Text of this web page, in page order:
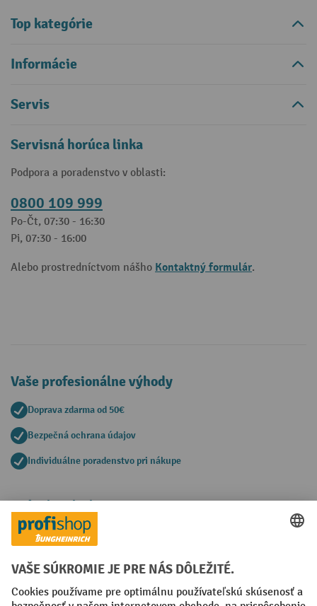
Top kategórie
Informácie
Servis
Servisná horúca linka
Podpora a poradenstvo v oblasti:
0800 109 999
Po-Čt, 07:30 - 16:30
Pi, 07:30 - 16:00
Alebo prostredníctvom nášho Kontaktný formulár.
Vaše profesionálne výhody
Doprava zdarma od 50€
Bezpečná ochrana údajov
Individuálne poradenstvo pri nákupe
Spôsoby platby
Creditcard (Master)Creditcard (Visa)
Faktúra Predplatba